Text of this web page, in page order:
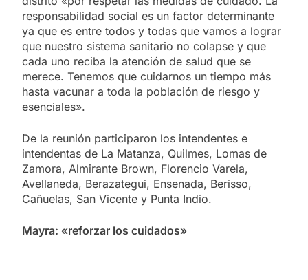
responsabilidad social es un factor determinante
ya que es entre todos y todas que vamos a lograr
que nuestro sistema sanitario no colapse y que
cada uno reciba la atención de salud que se
merece. Tenemos que cuidarnos un tiempo más
hasta vacunar a toda la población de riesgo y
esenciales».
De la reunión participaron los intendentes e
intendentas de La Matanza, Quilmes, Lomas de
Zamora, Almirante Brown, Florencio Varela,
Avellaneda, Berazategui, Ensenada, Berisso,
Cañuelas, San Vicente y Punta Indio.
Mayra: «reforzar los cuidados»